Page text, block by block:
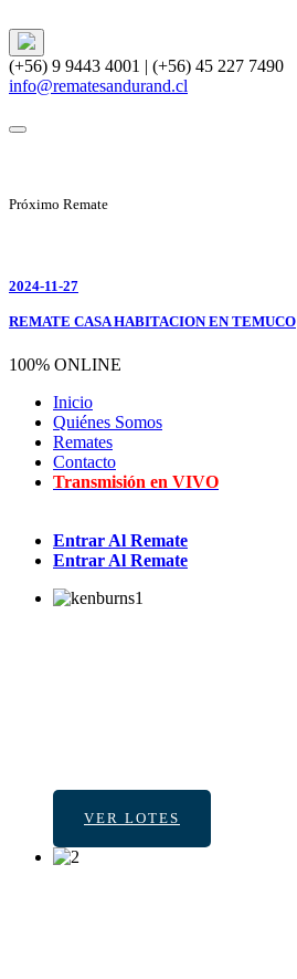
(+56) 9 9443 4001 | (+56) 45 227 7490
info@rematesandurand.cl
Próximo Remate
2024-11-27
REMATE CASA HABITACION EN TEMUCO
100% ONLINE
Inicio
Quiénes Somos
Remates
Contacto
Transmisión en VIVO
Entrar Al Remate
Entrar Al Remate
VER LOTES